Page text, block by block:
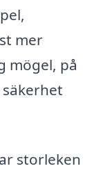
mer
mögel, på
storleken